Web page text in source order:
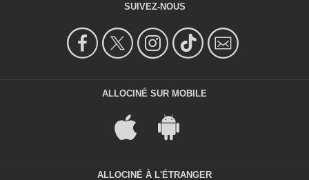
SUIVEZ-NOUS
ALLOCINÉ SUR MOBILE
ALLOCINÉ À L'ÉTRANGER